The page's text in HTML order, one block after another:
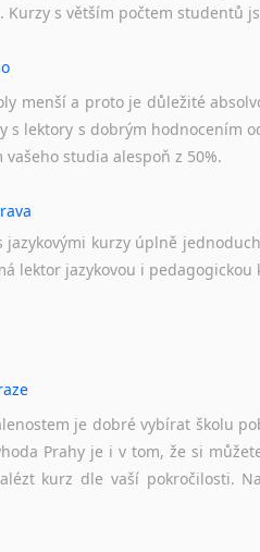
s větším počtem studentů
menší a proto je důležité
s lektory s dobrým hodnocením
studia alespoň z 50%.
jazykovými kurzy úplně
lektor jazykovou i pedagogickou
je dobré vybírat školu
Prahy je i v tom, že si
kurz dle vaší pokročilosti.